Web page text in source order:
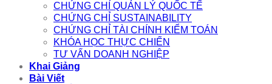
CHỨNG CHỈ QUẢN LÝ QUỐC TẾ
CHỨNG CHỈ SUSTAINABILITY
CHỨNG CHỈ TÀI CHÍNH KIỂM TOÁN
KHÓA HỌC THỰC CHIẾN
TƯ VẤN DOANH NGHIỆP
Khai Giảng
Bài Viết